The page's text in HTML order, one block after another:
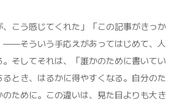
、こう感じてくれた」「この記事がきっか
——そういう手応えがあってはじめて、人
そしてそれは、「誰かのために書いてい
とき、はるかに得やすくなる。自分のた
ために。この違いは、見た目よりも大き